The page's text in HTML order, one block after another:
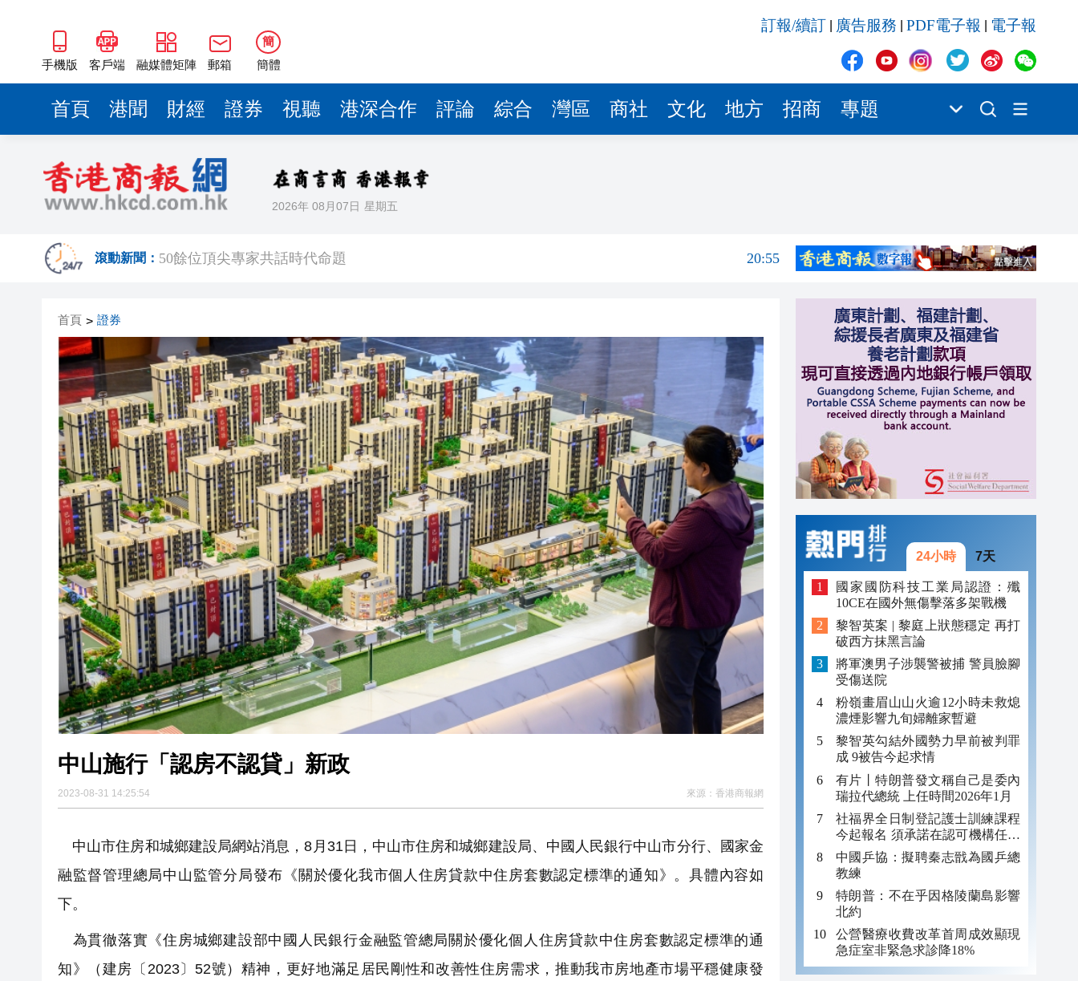
手機版 客戶端 融媒體矩陣 郵箱
簡
簡體
訂報/續訂 廣告服務 PDF電子報 電子報
首頁 港聞 財經 證券 視聽 港深合作 評論 綜合 灣區 商社 文化 地方 招商 專題
2026年 08月07日 星期五
滾動新聞：
海南澄邁文儒煥新升級 五組數據見證文儒沉香從傳統邁向現代
20:42
梁振英率港區全國政協委員考察團來瓊考察
2025年海南儋州以舊換新帶動消費約18億元
20:41
瀋陽鐵西校園閱讀活動解鎖閱讀新玩法
黎智英案｜吳良好：依法公正處理黎智英求情 罪證如山豈能妄想輕判
50餘位頂尖專家共話時代命題
20:55
2025年海南儋州以舊換新帶動消費約18億元
20:41
山東26戶省屬國企去年合計營收2.58萬億 利潤總額近936億
20:40
瀋陽鐵西校園閱讀活動解鎖閱讀新玩法
20:39
黎智英案｜吳良好：依法公正處理黎智英求情 罪證如山豈能妄想輕判
21:08
騰出更多時間專注做好宏福苑火災獨立委員會工作 李家超暫停3項公職委任
21:04
50餘位頂尖專家共話時代命題
20:55
海南澄邁文儒煥新升級 五組數據見證文儒沉香從傳統邁向現代
20:42
梁振英率港區全國政協委員考察團來瓊考察
2025年海南儋州以舊換新帶動消費約18億元
20:41
山東26戶省屬國企去年合計營收2.58萬億 利潤總額近936億
瀋陽鐵西校園閱讀活動解鎖閱讀新玩法
20:39
首頁 > 證券
中山施行「認房不認貸」新政
2023-08-31 14:25:54 來源： 香港商報網
中山市住房和城鄉建設局網站消息，8月31日，中山市住房和城鄉建設局、中國人民銀行中山市分行、國家金
融監督管理總局中山監管分局發布《關於優化我市個人住房貸款中住房套數認定標準的通知》。具體內容如
下。
為貫徹落實《住房城鄉建設部中國人民銀行金融監管總局關於優化個人住房貸款中住房套數認定標準的通
知》（建房〔2023〕52號）精神，更好地滿足居民剛性和改善性住房需求，推動我市房地產市場平穩健康發
24小時 7天
國家國防科技工業局認證：殲
10CE在國外無傷擊落多架戰機
黎智英案 | 黎庭上狀態穩定 再打
破西方抹黑言論
將軍澳男子涉襲警被捕 警員臉腳
受傷送院
粉嶺畫眉山山火逾12小時未救熄
濃煙影響九旬婦離家暫避
黎智英勾結外國勢力早前被判罪
成 9被告今起求情
有片丨特朗普發文稱自己是委內
瑞拉代總統 上任時間2026年1月
社福界全日制登記護士訓練課程
今起報名 須承諾在認可機構任職
至少三年
中國乒協：擬聘秦志戩為國乒總
教練
特朗普：不在乎因格陵蘭島影響
北約
公營醫療收費改革首周成效顯現
急症室非緊急求診降18%